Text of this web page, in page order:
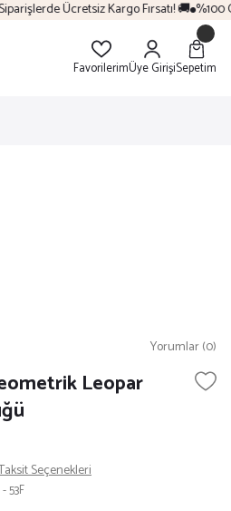
Ücretsiz Kargo Fırsatı! 🚚 %100
FavorilerimÜye GirişiSepetim
Yorumlar (0)
Leopar
Seçenekleri
53F